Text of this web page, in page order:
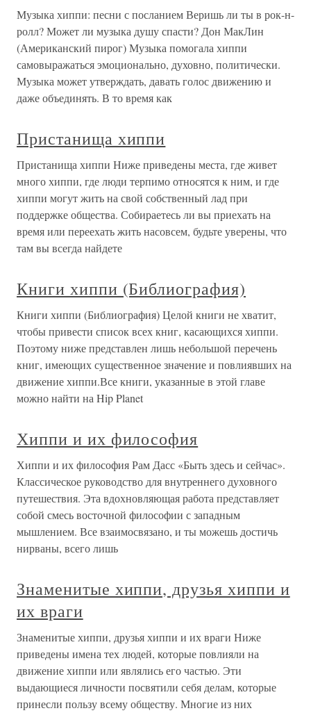
Музыка хиппи: песни с посланием Веришь ли ты в рок-н-
ролл? Может ли музыка душу спасти? Дон МакЛин
(Американский пирог) Музыка помогала хиппи
самовыражаться эмоционально, духовно, политически.
Музыка может утверждать, давать голос движению и
даже объединять. В то время как
Пристанища хиппи
Пристанища хиппи Ниже приведены места, где живет
много хиппи, где люди терпимо относятся к ним, и где
хиппи могут жить на свой собственный лад при
поддержке общества. Собираетесь ли вы приехать на
время или переехать жить насовсем, будьте уверены, что
там вы всегда найдете
Книги хиппи (Библиография)
Книги хиппи (Библиография) Целой книги не хватит,
чтобы привести список всех книг, касающихся хиппи.
Поэтому ниже представлен лишь небольшой перечень
книг, имеющих существенное значение и повлиявших на
движение хиппи.Все книги, указанные в этой главе
можно найти на Hip Planet
Хиппи и их философия
Хиппи и их философия Рам Дасс «Быть здесь и сейчас».
Классическое руководство для внутреннего духовного
путешествия. Эта вдохновляющая работа представляет
собой смесь восточной философии с западным
мышлением. Все взаимосвязано, и ты можешь достичь
нирваны, всего лишь
Знаменитые хиппи, друзья хиппи и
их враги
Знаменитые хиппи, друзья хиппи и их враги Ниже
приведены имена тех людей, которые повлияли на
движение хиппи или являлись его частью. Эти
выдающиеся личности посвятили себя делам, которые
принесли пользу всему обществу. Многие из них